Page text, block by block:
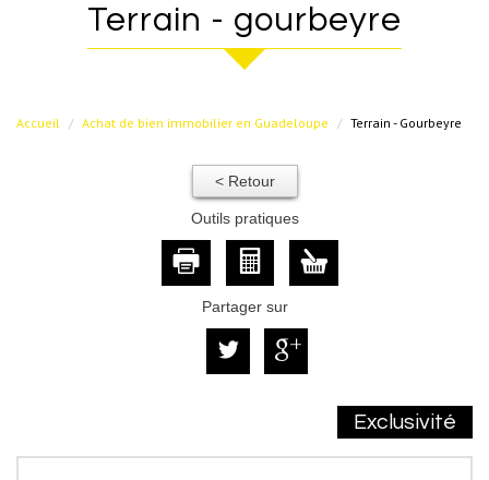
terrain - gourbeyre
Accueil Achat de bien immobilier en Guadeloupe Terrain - Gourbeyre
< Retour
Outils pratiques
Partager sur
Exclusivité